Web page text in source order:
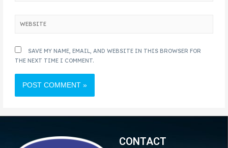
SAVE MY NAME, EMAIL, AND WEBSITE IN THIS BROWSER FOR
THE NEXT TIME I COMMENT.
CONTACT